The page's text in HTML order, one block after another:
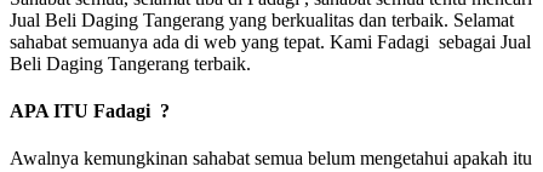
Jual Beli Daging Tangerang yang berkualitas dan terbaik. Selamat
sahabat semuanya ada di web yang tepat. Kami Fadagi sebagai Jual
Beli Daging Tangerang terbaik.
APA ITU Fadagi ?
Awalnya kemungkinan sahabat semua belum mengetahui apakah itu